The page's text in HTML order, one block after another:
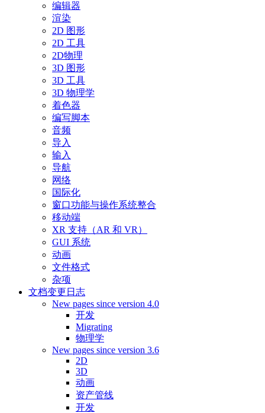
编辑器
渲染
2D 图形
2D 工具
2D物理
3D 图形
3D 工具
3D 物理学
着色器
编写脚本
音频
导入
输入
导航
网络
国际化
窗口功能与操作系统整合
移动端
XR 支持（AR 和 VR）
GUI 系统
动画
文件格式
杂项
文档变更日志
New pages since version 4.0
开发
Migrating
物理学
New pages since version 3.6
2D
3D
动画
资产管线
开发